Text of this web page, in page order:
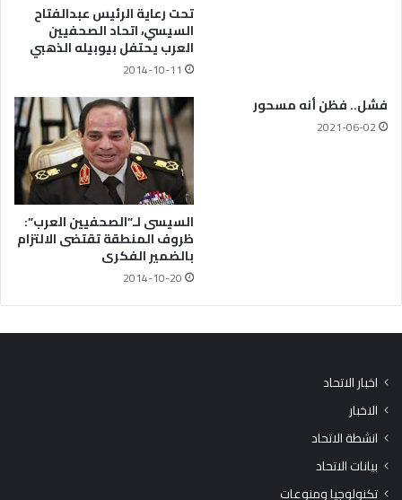
تحت رعاية الرئيس عبدالفتاح
السيسي، اتحاد الصحفيين
العرب يحتفل بيوبيله الذهبي
2014-10-11
فشل.. فظن أنه مسحور
2021-06-02
السيسى لـ”الصحفيين العرب”:
ظروف المنطقة تقتضى الالتزام
بالضمير الفكرى
2014-10-20
اخبار الاتحاد
الاخبار
انشطة الاتحاد
بيانات الاتحاد
تكنولوجيا ومنوعات